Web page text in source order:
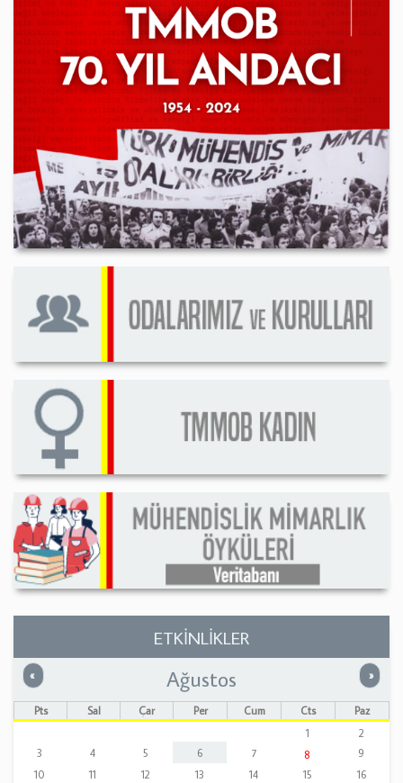
ETKİNLİKLER
« Önceki »
Ağustos
Pts Sal Çar Per Cum Cts
Paz
1
2
3
4 5 6 7 8
9
10
11 12 13 14 15
16